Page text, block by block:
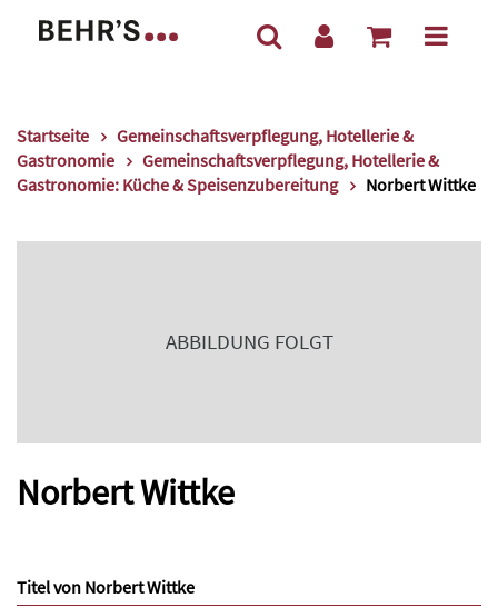
Startseite
Gemeinschaftsverpflegung, Hotellerie &
Gastronomie
Gemeinschaftsverpflegung, Hotellerie &
Gastronomie: Küche & Speisenzubereitung
Norbert Wittke
ABBILDUNG FOLGT
Norbert Wittke
Titel von Norbert Wittke